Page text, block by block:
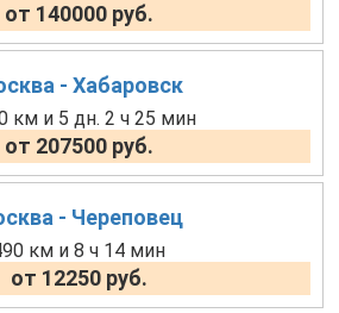
от 140000 руб.
- Хабаровск
км и 5 дн. 2 ч 25 мин
от 207500 руб.
- Череповец
км и 8 ч 14 мин
от 12250 руб.